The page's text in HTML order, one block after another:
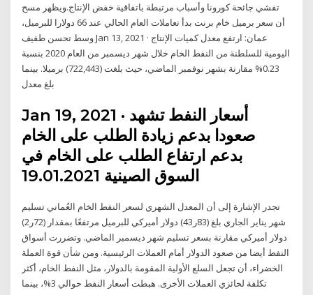
تفشي جائحة كورونا وأسباب مرتبطة باتفاقية خفض الإنتاج.ويظهر مسح
أن سعر برميل خام برنت بدأ تعاملات العام الحالي عند 66 دولارا للبرميل،
وسط تحسن طفيف Jan 13, 2021 · عمان: ارتفع معدل كميات الإنتاج
اليومية للسلطنة من النفط الخام خلال شهر ديسمبر من العام 2020 بنسبة
0.23% مقارنة بشهر نوفمبر الماضي، حيث بلغت (722,443) برميلا. بينما
بلغ معدل
Jan 19, 2021 · أسعار النفط تشهد
صعودا بدعم زيادة الطلب على الخام
بدعم ارتفاع الطلب على الخام في
السوق الصينية 19.01.2021
تجدر الإشارة إلى أن المعدل الشهري لسعر النفط الخام العُماني تسليم
شهر يناير الجاري بلغ (83ر43) دولار أميركي للبرميل مرتفعًا بمقدار (72ر2)
دولار أميركي مقارنة بسعر تسليم شهر ديسمبر الماضي. وتضررت أسواق
النفط أيضا من صعود الدولار أمام العملات الرئيسية. ومن شأن قوة العملة
الخضراء، أن تجعل السلع الأولية المقومة بالدولار، مثل النفط الخام، أكثر
تكلفة لحائزي العملات الأخرى. هبطت أسعار النفط حوالي 3%، بينما